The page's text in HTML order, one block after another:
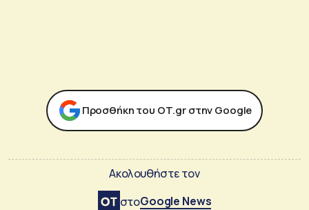
Προσθήκη του ΟΤ.gr στην Google
Ακολουθήστε τον
στοGoogle News